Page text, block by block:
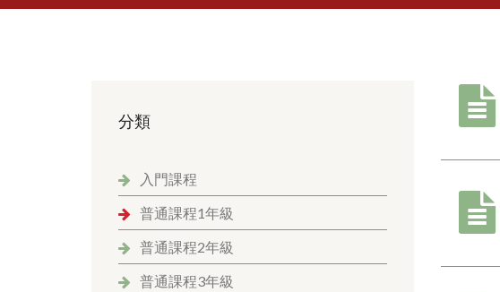
分類
入門課程
普通課程1年級
普通課程2年級
普通課程3年級